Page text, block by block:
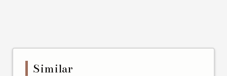
Similar